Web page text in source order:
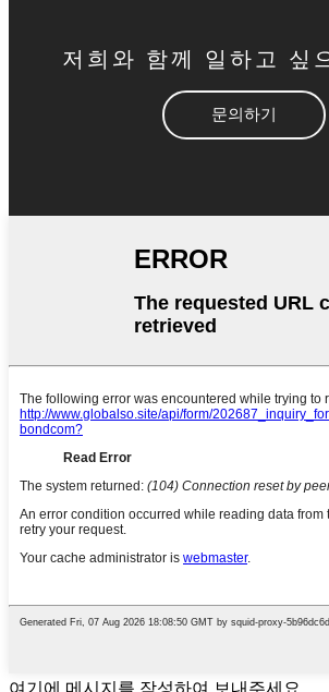
저희와 함께 일하고 싶
문의하기
여기에 메시지를 작성하여 보내주세요